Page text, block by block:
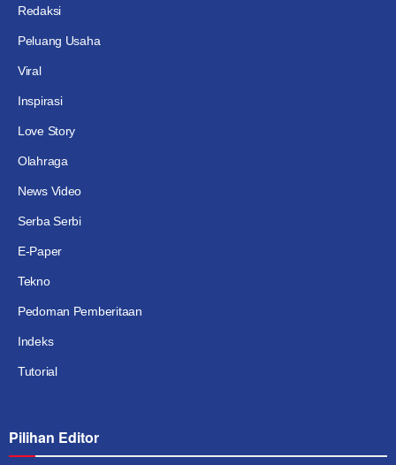
Redaksi
Peluang Usaha
Viral
Inspirasi
Love Story
Olahraga
News Video
Serba Serbi
E-Paper
Tekno
Pedoman Pemberitaan
Indeks
Tutorial
Pilihan Editor